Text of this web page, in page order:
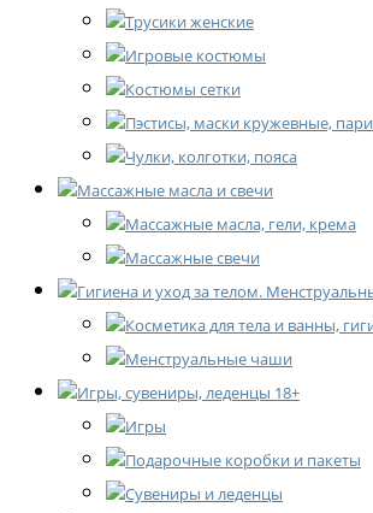
Трусики женские
Игровые костюмы
Костюмы сетки
Пэстисы, маски кружевные,
Чулки, колготки, пояса
Массажные масла и свечи
Массажные масла, гели, крема
Массажные свечи
Гигиена и уход за телом.
Косметика для тела и ванны,
Менструальные чаши
Игры, сувениры, леденцы 18+
Игры
Подарочные коробки и пакеты
Сувениры и леденцы